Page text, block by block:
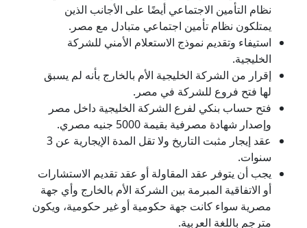
نظام التأمين الاجتماعي أيضًا على الأجانب الذين
يمتلكون نظام تأمين اجتماعي متبادل مع مصر.
استيفاء وتقديم نموذج الاستعلام الأمني للشركة
الخليجية.
إقرار من الشركة الخليجية الأم بالخارج بأنه لم يسبق
لها فتح فروع للشركة في مصر.
فتح حساب بنكي لفرع الشركة الخليجية داخل مصر
وإصدار شهادة مصرفية بقيمة 5000 جنيه مصري.
عقد إيجار مثبت التاريخ ولا تقل المدة الإيجارية عن 3
سنوات.
يجب أن يتوفر عقد المقاولة أو عقد تقديم الاستشارات
أو الاتفاقية المبرمة بين الشركة الأم بالخارج وأي جهة
مصرية سواء كانت جهة حكومية أو غير حكومية، ويكون
مترجم باللغة العربية.